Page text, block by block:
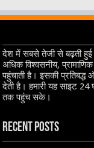
देश में सबसे तेजी से बढ़ती हुई
अधिक विश्वसनीय,
पहुंचाती है। इसकी
देती है। हमारी यह साइट
तक पहुंच सके।
Recent Posts